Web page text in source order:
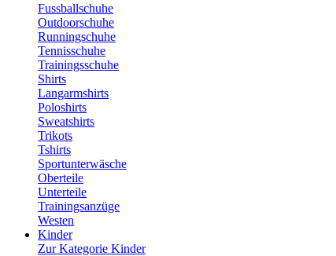
Fussballschuhe
Outdoorschuhe
Runningschuhe
Tennisschuhe
Trainingsschuhe
Shirts
Langarmshirts
Poloshirts
Sweatshirts
Trikots
Tshirts
Sportunterwäsche
Oberteile
Unterteile
Trainingsanzüge
Westen
Kinder
Zur Kategorie Kinder